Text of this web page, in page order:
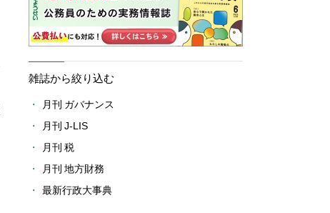
雑誌から絞り込む
月刊 ガバナンス
月刊 J-LIS
月刊 税
月刊 地方財務
最新行政大事典